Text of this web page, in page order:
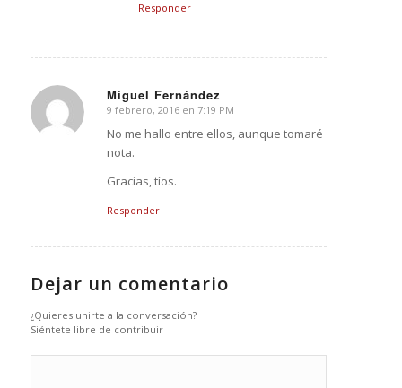
Responder
Miguel Fernández
Dice:
9 febrero, 2016 en 7:19 PM
No me hallo entre ellos, aunque tomaré
nota.
Gracias, tíos.
Responder
Dejar un comentario
¿Quieres unirte a la conversación?
Siéntete libre de contribuir